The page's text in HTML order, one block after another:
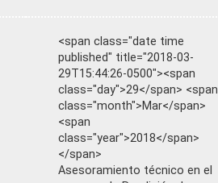
<span class="date time
published" title="2018-03-
29T15:44:26-0500"><span
class="day">29</span> <span
class="month">Mar</span>
<span
class="year">2018</span>
</span>
Asesoramiento técnico en el